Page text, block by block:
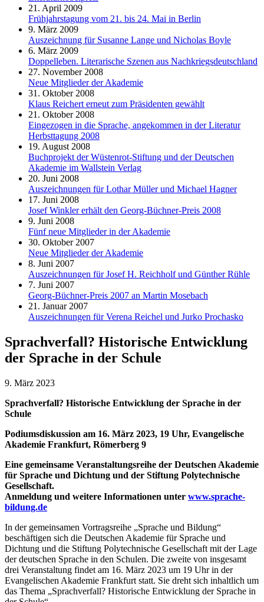
21. April 2009
Frühjahrstagung vom 21. bis 24. Mai in Berlin
9. März 2009
Auszeichnung für Susanne Lange und Nicholas Boyle
6. März 2009
Doppelleben. Literarische Szenen aus Nachkriegsdeutschland
27. November 2008
Neue Mitglieder der Akademie
31. Oktober 2008
Klaus Reichert erneut zum Präsidenten gewählt
21. Oktober 2008
Eingezogen in die Sprache, angekommen in der Literatur
Herbsttagung 2008
19. August 2008
Buchprojekt der Wüstenrot-Stiftung und der Deutschen
Akademie im Wallstein Verlag
20. Juni 2008
Auszeichnungen für Lothar Müller und Michael Hagner
17. Juni 2008
Josef Winkler erhält den Georg-Büchner-Preis 2008
9. Juni 2008
Fünf neue Mitglieder in der Akademie
30. Oktober 2007
Neue Mitglieder der Akademie
8. Juni 2007
Auszeichnungen für Josef H. Reichholf und Günther Rühle
7. Juni 2007
Georg-Büchner-Preis 2007 an Martin Mosebach
21. Januar 2007
Auszeichnungen für Verena Reichel und Jurko Prochasko
Sprachverfall? Historische Entwicklung
der Sprache in der Schule
9. März 2023
Sprachverfall? Historische Entwicklung der Sprache in der
Schule
Podiumsdiskussion am 16. März 2023, 19 Uhr, Evangelische
Akademie Frankfurt, Römerberg 9
Eine gemeinsame Veranstaltungsreihe der Deutschen Akademie
für Sprache und Dichtung und der Stiftung Polytechnische
Gesellschaft.
Anmeldung und weitere Informationen unter www.sprache-
bildung.de
In der gemeinsamen Vortragsreihe „Sprache und Bildung“
beschäftigen sich die Deutschen Akademie für Sprache und
Dichtung und die Stiftung Polytechnische Gesellschaft mit der Lage
der deutschen Sprache in den Schulen. Die zweite von insgesamt
drei Veranstaltung findet am 16. März 2023 um 19 Uhr in der
Evangelischen Akademie Frankfurt statt. Sie dreht sich inhaltlich um
das Thema „Sprachverfall? Historische Entwicklung der Sprache in